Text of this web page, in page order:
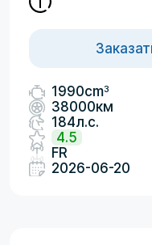
1990cm3
38000км
184л.с.
4.5
FR
2026-06-20